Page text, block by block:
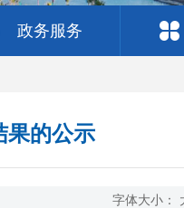
政务服务
果的公示
字体大小：